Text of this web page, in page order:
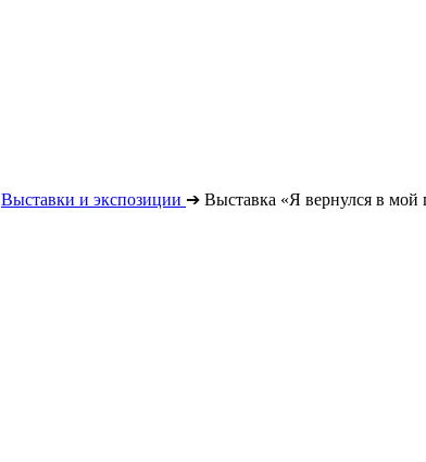
Выставки и экспозиции ➔ Выставка «Я вернулся в